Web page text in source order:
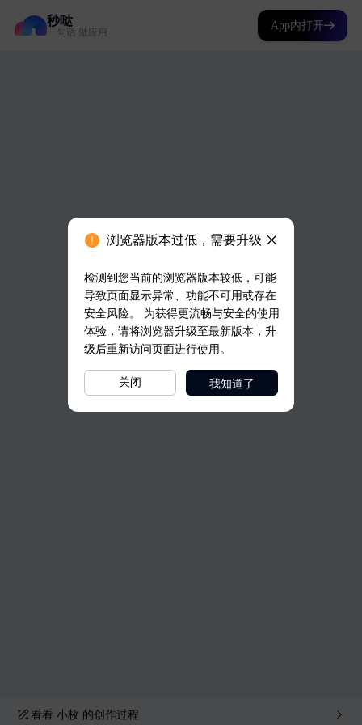
秒哒
一句话 做应用
App内打开
看看 小枚 的创作过程
浏览器版本过低，需要升级
检测到您当前的浏览器版本较低，可能
导致页面显示异常、功能不可用或存在
安全风险。 为获得更流畅与安全的使用
体验，请将浏览器升级至最新版本，升
级后重新访问页面进行使用。
关闭 我知道了